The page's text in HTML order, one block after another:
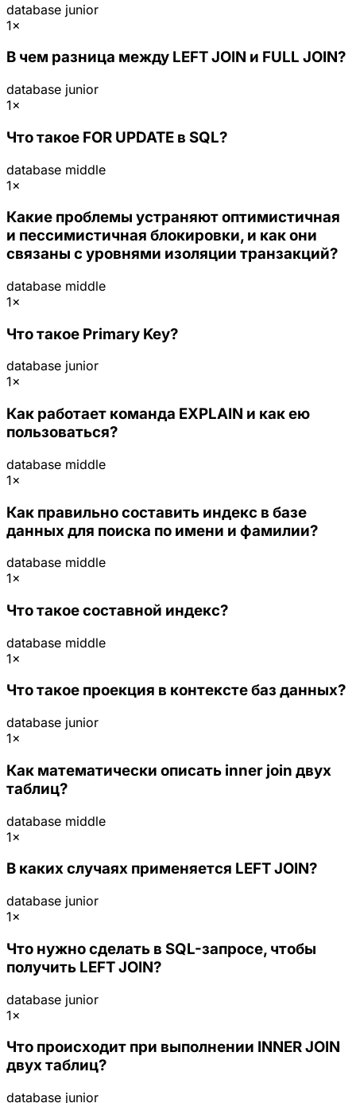
database junior
1×
В чем разница между LEFT JOIN и FULL JOIN?
database junior
1×
Что такое FOR UPDATE в SQL?
database middle
1×
Какие проблемы устраняют оптимистичная
и пессимистичная блокировки, и как они
связаны с уровнями изоляции транзакций?
database middle
1×
Что такое Primary Key?
database junior
1×
Как работает команда EXPLAIN и как ею
пользоваться?
database middle
1×
Как правильно составить индекс в базе
данных для поиска по имени и фамилии?
database middle
1×
Что такое составной индекс?
database middle
1×
Что такое проекция в контексте баз данных?
database junior
1×
Как математически описать inner join двух
таблиц?
database middle
1×
В каких случаях применяется LEFT JOIN?
database junior
1×
Что нужно сделать в SQL-запросе, чтобы
получить LEFT JOIN?
database junior
1×
Что происходит при выполнении INNER JOIN
двух таблиц?
database junior